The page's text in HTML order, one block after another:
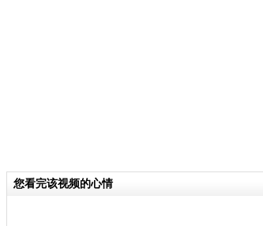
您看完该视频的心情